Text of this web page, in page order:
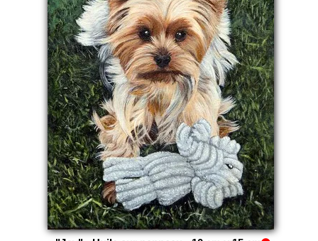
CONTACT
Français
0